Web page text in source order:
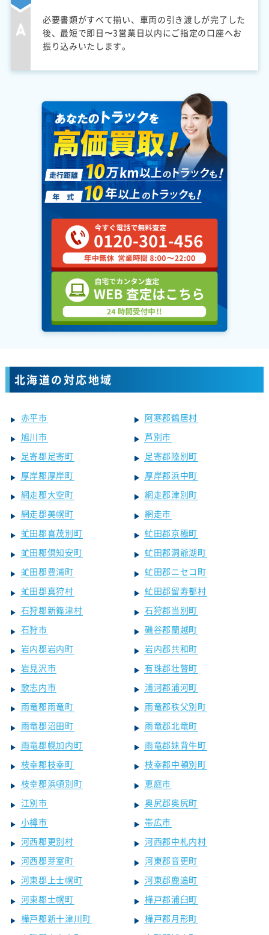
必要書類がすべて揃い、車両の引き渡しが完了した
後、最短で即日〜3営業日以内にご指定の口座へお
振り込みいたします。
北海道の対応地域
赤平市
阿寒郡鶴居村
旭川市
芦別市
足寄郡足寄町
足寄郡陸別町
厚岸郡厚岸町
厚岸郡浜中町
網走郡大空町
網走郡津別町
網走郡美幌町
網走市
虻田郡喜茂別町
虻田郡京極町
虻田郡倶知安町
虻田郡洞爺湖町
虻田郡豊浦町
虻田郡ニセコ町
虻田郡真狩村
虻田郡留寿都村
石狩郡新篠津村
石狩郡当別町
石狩市
磯谷郡蘭越町
岩内郡岩内町
岩内郡共和町
岩見沢市
有珠郡壮瞥町
歌志内市
浦河郡浦河町
雨竜郡雨竜町
雨竜郡秩父別町
雨竜郡沼田町
雨竜郡北竜町
雨竜郡幌加内町
雨竜郡妹背牛町
枝幸郡枝幸町
枝幸郡中頓別町
枝幸郡浜頓別町
恵庭市
江別市
奥尻郡奥尻町
小樽市
帯広市
河西郡更別村
河西郡中札内村
河西郡芽室町
河東郡音更町
河東郡上士幌町
河東郡鹿追町
河東郡士幌町
樺戸郡浦臼町
樺戸郡新十津川町
樺戸郡月形町